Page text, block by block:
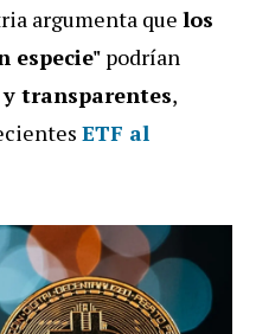
argumenta que los
especie" podrían
transparentes,
ETF al